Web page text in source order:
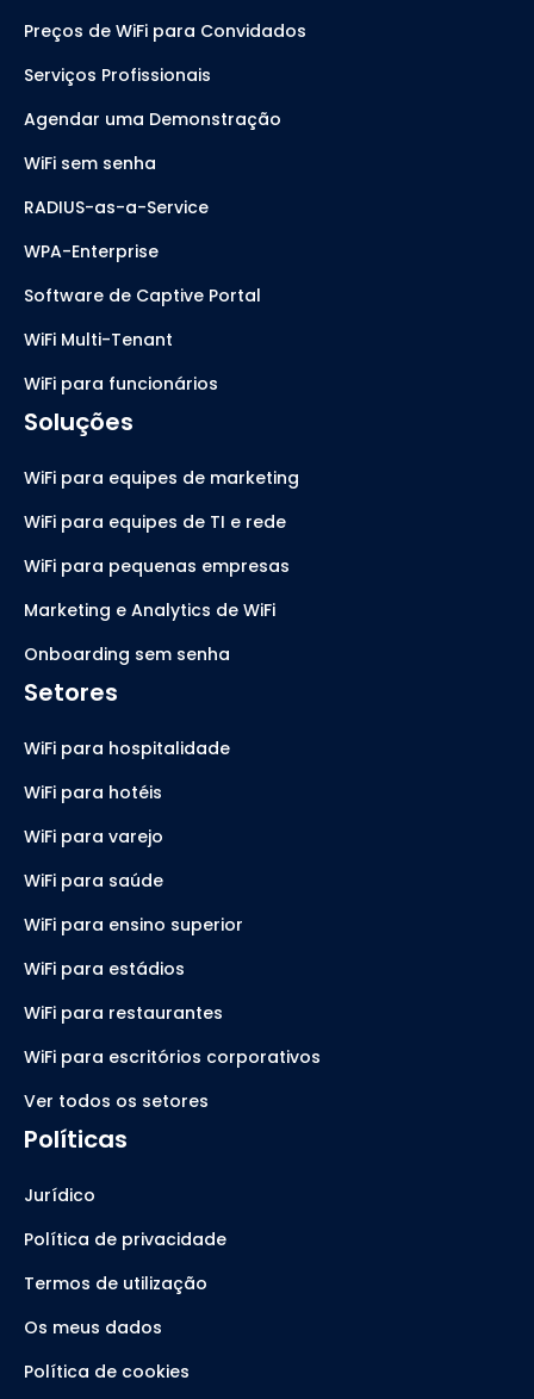
Preços de WiFi para Convidados
Serviços Profissionais
Agendar uma Demonstração
WiFi sem senha
RADIUS-as-a-Service
WPA-Enterprise
Software de Captive Portal
WiFi Multi-Tenant
WiFi para funcionários
Soluções
WiFi para equipes de marketing
WiFi para equipes de TI e rede
WiFi para pequenas empresas
Marketing e Analytics de WiFi
Onboarding sem senha
Setores
WiFi para hospitalidade
WiFi para hotéis
WiFi para varejo
WiFi para saúde
WiFi para ensino superior
WiFi para estádios
WiFi para restaurantes
WiFi para escritórios corporativos
Ver todos os setores
Políticas
Jurídico
Política de privacidade
Termos de utilização
Os meus dados
Política de cookies